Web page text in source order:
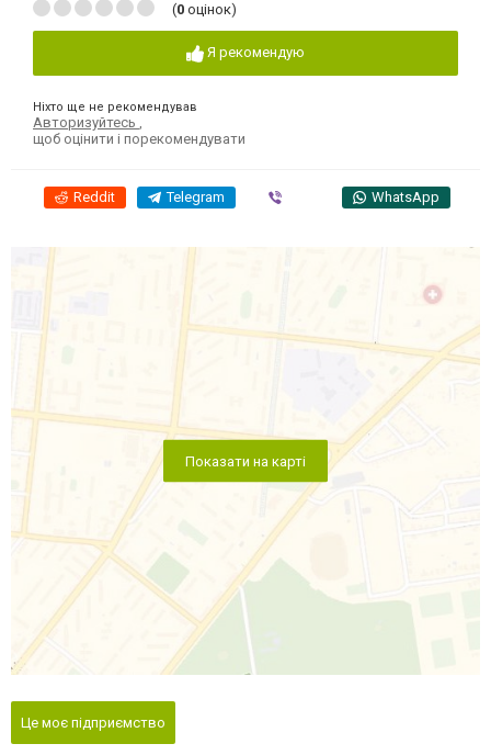
(0 оцінок)
Я рекомендую
Ніхто ще не рекомендував
Авторизуйтесь
щоб оцінити і порекомендувати
Reddit Telegram WhatsApp
Показати на карті
Це моє підприємство